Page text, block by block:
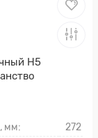
Н5
мм:
272